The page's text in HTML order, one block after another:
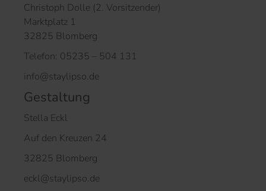
Christoph Dolle (2. Vorsitzender)
Marktplatz 1
32825 Blomberg
Telefon: 05235 – 504 131
info@staylipso.de
Gestaltung
Stella Eckl
Auf den Kreuzen 24
32825 Blomberg
eckl@staylipso.de